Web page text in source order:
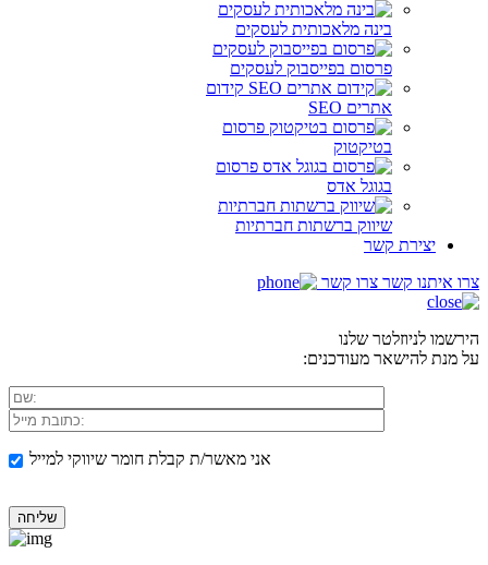
בינה מלאכותית לעסקים
פרסום בפייסבוק לעסקים
קידום
אתרים SEO
פרסום
בטיקטוק
פרסום
בגוגל אדס
שיווק ברשתות חברתיות
יצירת קשר
צרו איתנו קשר צרו קשר
הירשמו לניוזלטר שלנו
על מנת להישאר מעודכנים:
אני מאשר/ת קבלת חומר שיווקי למייל